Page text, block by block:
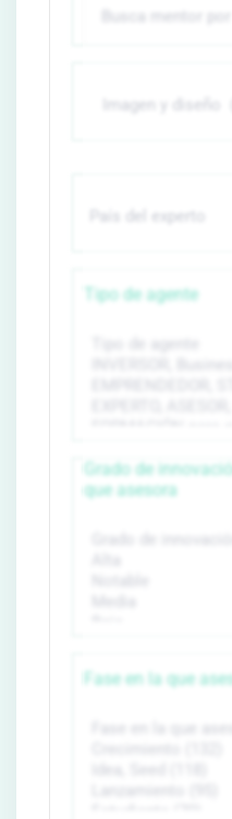
Tipo de agente
Grado de
que asesora
Fase en la que